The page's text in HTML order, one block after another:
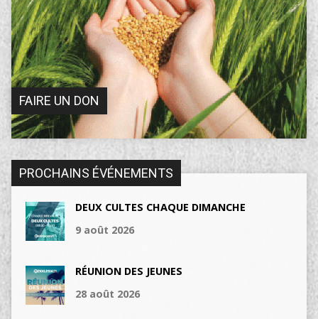
FAIRE UN DON
PROCHAINS ÉVÉNEMENTS
DEUX CULTES CHAQUE DIMANCHE
9 août 2026
RÉUNION DES JEUNES
28 août 2026